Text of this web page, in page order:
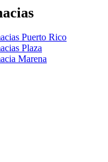
Puerto Rico
Plaza
Marena